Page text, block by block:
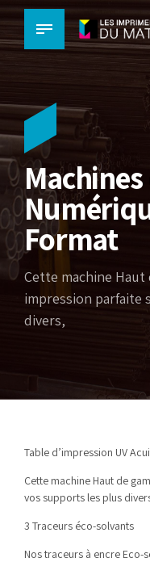
Format
Cette machine
impression parfaite
divers,
Table d’impression UV
Cette machine Haut de
vos supports les plus
3 Traceurs éco-solvants
Nos traceurs à encre